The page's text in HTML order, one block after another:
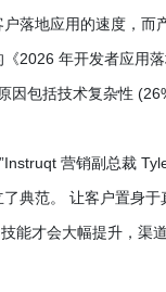
落地应用的速度，而
2026 年开发者应用
因包括技术复杂性
营销副总裁
典范。 让客户置身
能才会大幅提升，渠